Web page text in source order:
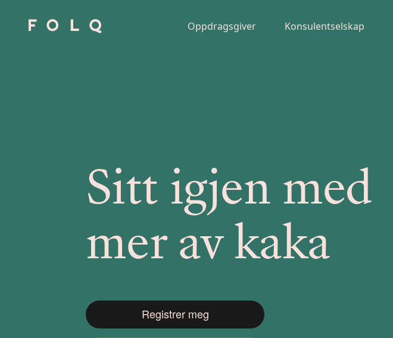
Oppdragsgiver Konsulentselskap
Sitt igjen med
mer av kaka
Registrer meg